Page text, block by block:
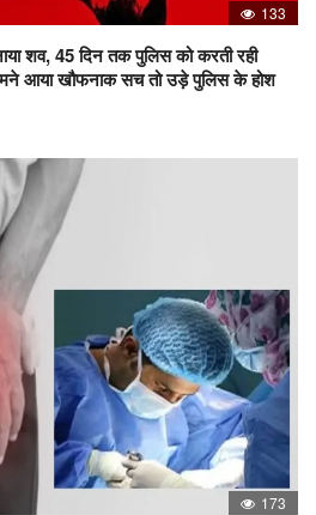
133
शव, 45 दिन तक पुलिस को करती रही
आया खौफनाक सच तो उड़े पुलिस के होश
173